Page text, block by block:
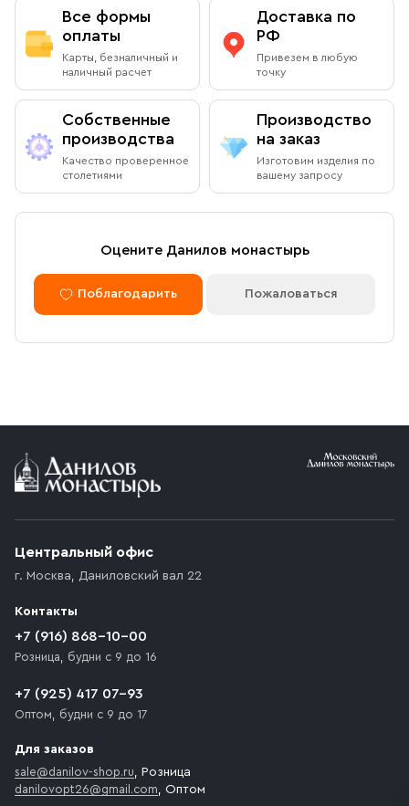
Все формы
оплаты
Карты, безналичный и
наличный расчет
Доставка по
РФ
Привезем в любую
точку
Собственные
производства
Качество проверенное
столетиями
Производство
на заказ
Изготовим изделия по
вашему запросу
Оцените Данилов монастырь
Поблагодарить Пожаловаться
Центральный офис
г. Москва, Даниловский вал 22
Контакты
+7 (916) 868-10-00
Розница, будни с 9 до 16
+7 (925) 417 07-93
Оптом, будни с 9 до 17
Для заказов
sale@danilov-shop.ru, Розница
danilovopt26@gmail.com, Оптом